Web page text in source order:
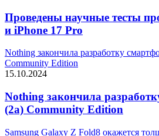
Проведены научные тесты
и iPhone 17 Pro
Nothing закончила разработку
Community Edition
15.10.2024
Nothing закончила
(2a) Community Edition
Samsung Galaxy Z Fold8 окажется